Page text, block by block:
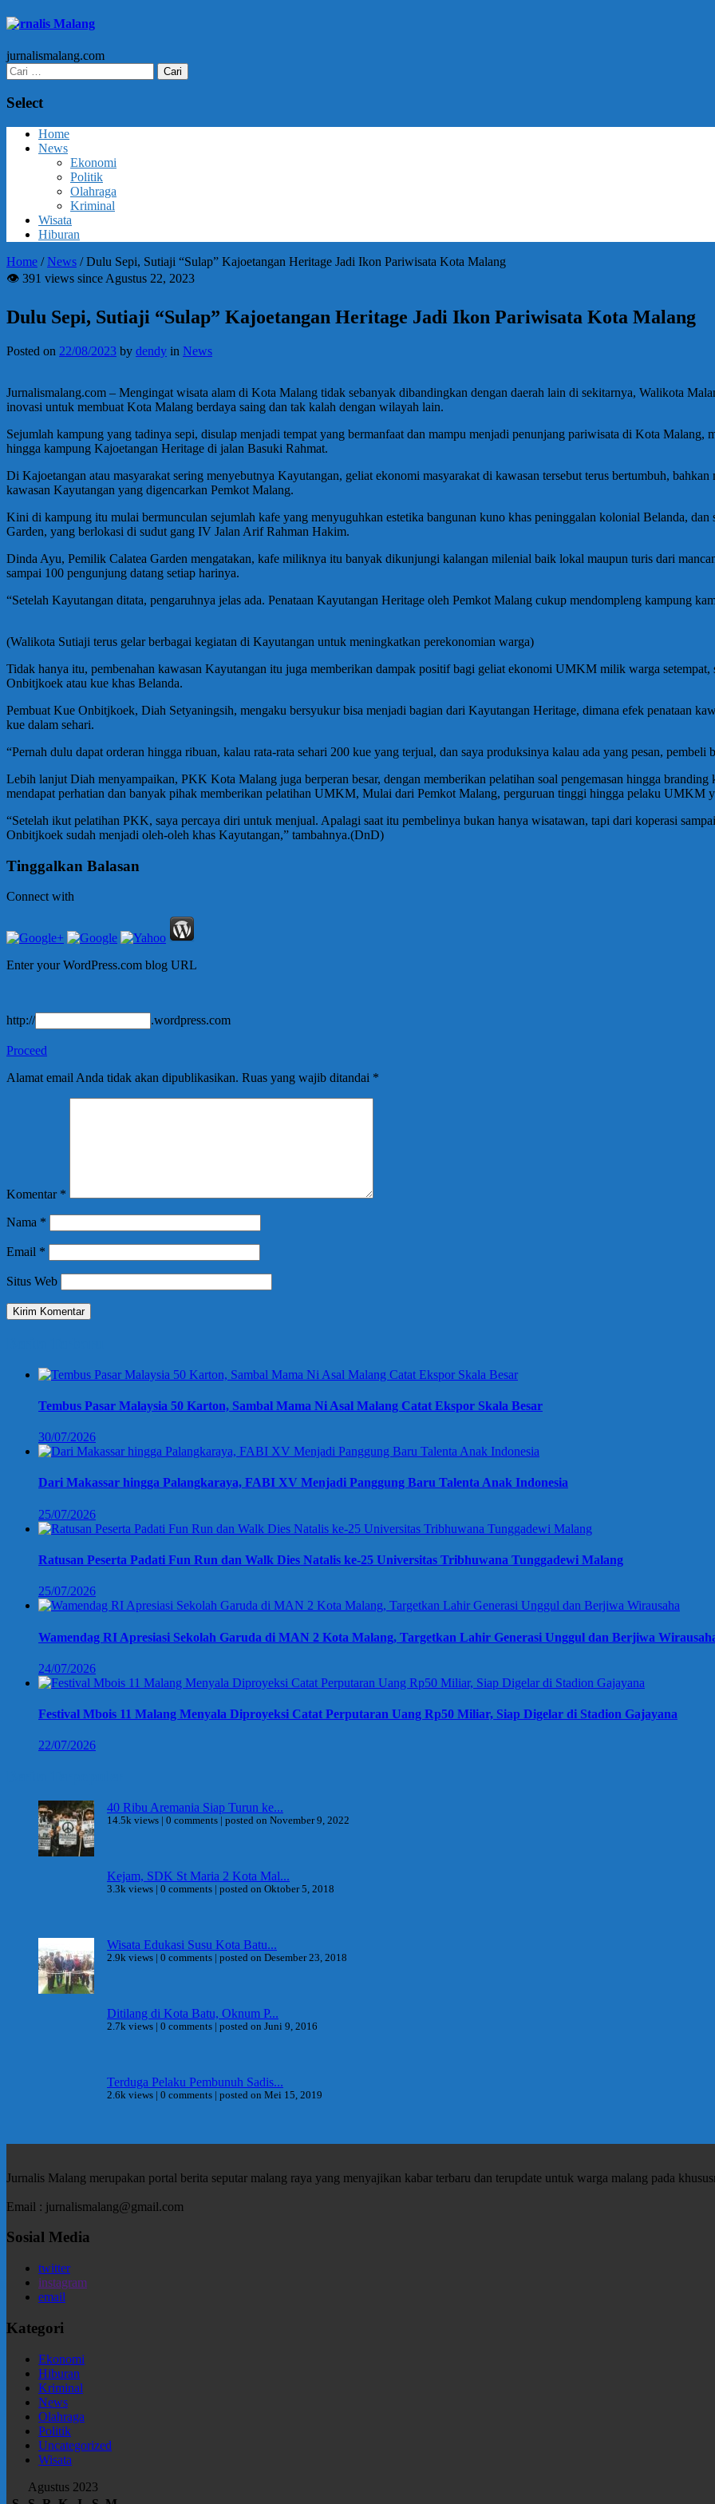
Jurnalis Malang
jurnalismalang.com
Cari
untuk:
Select
Home
News
Ekonomi
Politik
Olahraga
Kriminal
Wisata
Hiburan
Home /News /Dulu Sepi, Sutiaji “Sulap” Kajoetangan Heritage Jadi Ikon Pariwisata Kota Malang
👁 391 views since Agustus 22, 2023
Dulu Sepi, Sutiaji “Sulap” Kajoetangan Heritage Jadi Ikon Pariwisata Kota Malang
Posted on 22/08/2023 by dendy in News
Jurnalismalang.com – Mengingat wisata alam di Kota Malang tidak sebanyak dibandingkan dengan daerah lain di sekitarnya, Walikota
inovasi untuk membuat Kota Malang berdaya saing dan tak kalah dengan wilayah lain.
Sejumlah kampung yang tadinya sepi, disulap menjadi tempat yang bermanfaat dan mampu menjadi penunjang pariwisata di Kota
hingga kampung Kajoetangan Heritage di jalan Basuki Rahmat.
Di Kajoetangan atau masyarakat sering menyebutnya Kayutangan, geliat ekonomi masyarakat di kawasan tersebut terus bertumbuh,
kawasan Kayutangan yang digencarkan Pemkot Malang.
Kini di kampung itu mulai bermunculan sejumlah kafe yang menyuguhkan estetika bangunan kuno khas peninggalan kolonial Belanda, dan
Garden, yang berlokasi di sudut gang IV Jalan Arif Rahman Hakim.
Dinda Ayu, Pemilik Calatea Garden mengatakan, kafe miliknya itu banyak dikunjungi kalangan milenial baik lokal maupun turis dari
sampai 100 pengunjung datang setiap harinya.
“Setelah Kayutangan ditata, pengaruhnya jelas ada. Penataan Kayutangan Heritage oleh Pemkot Malang cukup mendompleng kampung
(Walikota Sutiaji terus gelar berbagai kegiatan di Kayutangan untuk meningkatkan perekonomian warga)
Tidak hanya itu, pembenahan kawasan Kayutangan itu juga memberikan dampak positif bagi geliat ekonomi UMKM milik warga
Onbitjkoek atau kue khas Belanda.
Pembuat Kue Onbitjkoek, Diah Setyaningsih, mengaku bersyukur bisa menjadi bagian dari Kayutangan Heritage, dimana efek penataan
kue dalam sehari.
“Pernah dulu dapat orderan hingga ribuan, kalau rata-rata sehari 200 kue yang terjual, dan saya produksinya kalau ada yang pesan, pembeli
Lebih lanjut Diah menyampaikan, PKK Kota Malang juga berperan besar, dengan memberikan pelatihan soal pengemasan hingga
mendapat perhatian dan banyak pihak memberikan pelatihan UMKM, Mulai dari Pemkot Malang, perguruan tinggi hingga pelaku UMKM
“Setelah ikut pelatihan PKK, saya percaya diri untuk menjual. Apalagi saat itu pembelinya bukan hanya wisatawan, tapi dari koperasi
Onbitjkoek sudah menjadi oleh-oleh khas Kayutangan,” tambahnya.(DnD)
Tinggalkan Balasan
Connect with
Enter your WordPress.com blog URL
http:// .wordpress.com
Proceed
Alamat email Anda tidak akan dipublikasikan. Ruas yang wajib ditandai *
Komentar *
Nama *
Email *
Situs Web
Tembus Pasar Malaysia 50 Karton, Sambal Mama Ni Asal Malang Catat Ekspor Skala Besar
30/07/2026
Dari Makassar hingga Palangkaraya, FABI XV Menjadi Panggung Baru Talenta Anak Indonesia
25/07/2026
Ratusan Peserta Padati Fun Run dan Walk Dies Natalis ke-25 Universitas Tribhuwana Tunggadewi Malang
25/07/2026
Wamendag RI Apresiasi Sekolah Garuda di MAN 2 Kota Malang, Targetkan Lahir Generasi Unggul dan Berjiwa
24/07/2026
Festival Mbois 11 Malang Menyala Diproyeksi Catat Perputaran Uang Rp50 Miliar, Siap Digelar di Stadion Gajayana
22/07/2026
40 Ribu Aremania Siap Turun ke...
14.5k views | 0 comments | posted on November 9, 2022
Kejam, SDK St Maria 2 Kota Mal...
3.3k views | 0 comments | posted on Oktober 5, 2018
Wisata Edukasi Susu Kota Batu...
2.9k views | 0 comments | posted on Desember 23, 2018
Ditilang di Kota Batu, Oknum P...
2.7k views | 0 comments | posted on Juni 9, 2016
Terduga Pelaku Pembunuh Sadis...
2.6k views | 0 comments | posted on Mei 15, 2019
Jurnalis Malang merupakan portal berita seputar malang raya yang menyajikan kabar terbaru dan terupdate untuk warga malang pada
Email : jurnalismalang@gmail.com
Sosial Media
twitter
instagram
email
Kategori
Ekonomi
Hiburan
Kriminal
News
Olahraga
Politik
Uncategorized
Wisata
Agustus 2023